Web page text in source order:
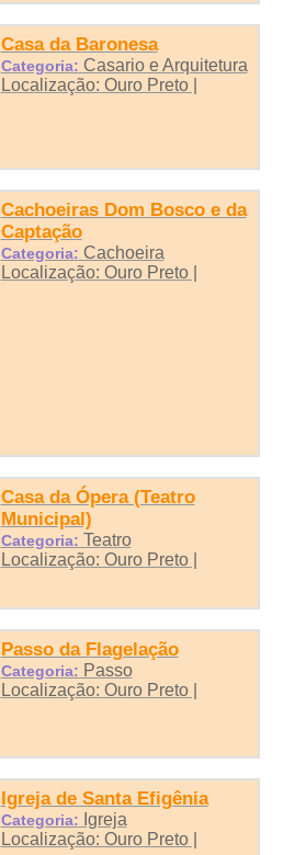
Casa da Baronesa
Categoria: Casario e Arquitetura
Localização: Ouro Preto |
Cachoeiras Dom Bosco e da
Captação
Categoria: Cachoeira
Localização: Ouro Preto |
Casa da Ópera (Teatro
Municipal)
Categoria: Teatro
Localização: Ouro Preto |
Passo da Flagelação
Categoria: Passo
Localização: Ouro Preto |
Igreja de Santa Efigênia
Categoria: Igreja
Localização: Ouro Preto |